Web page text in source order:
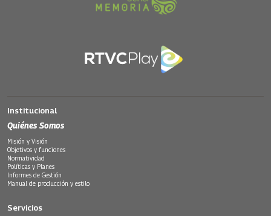
Institucional
Quiénes Somos
Misión y Visión
Objetivos y funciones
Normatividad
Políticas y Planes
Informes de Gestión
Manual de producción y estilo
Servicios